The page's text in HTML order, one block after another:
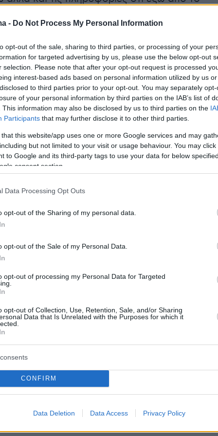
- Do Not Process My Personal Information
opt-out of the sale, sharing to third parties, or processing of your
for targeted advertising by us, please use the below opt-out
selection. Please note that after your opt-out request is processed
interest-based ads based on personal information utilized by us
to third parties prior to your opt-out. You may separately
of your personal information by third parties on the IAB’s list of
This information may also be disclosed by us to third parties on the
Participants that may further disclose it to other third parties.
that this website/app uses one or more Google services and may
but not limited to your visit or usage behaviour. You may
to Google and its third-party tags to use your data for below
consent section.
Data Processing Opt Outs
opt-out of the Sharing of my personal data.
opt-out of the Sale of my Personal Data.
opt-out of processing my Personal Data for Targeted
opt-out of Collection, Use, Retention, Sale, and/or Sharing
Data that Is Unrelated with the Purposes for which it
CONFIRM
Data Deletion Data Access Privacy Policy
του συναδέλφου του 31χρονου
του ο συνάδελφος του 31χρονου
περιγράφει, μεταξύ άλλων, ότι «οι επιθέσεις
σφοδρότατες με ανθρωποκτόνο
κάνει λόγο για πολλές φωτοβολιδες που
τύπου, μια εκ των οποίων «βρήκε στόχο
τον συνάδελφο στον αριστερό μηρό».
δέκα ναυτικές φωτοβολίδες με
και αναρίθμητοι εκρηκτικοί μηχανισμοί»
δε, την
λέει ότι «έριχνα ν μπουκάλια με
και πάνω τους είχαν προσαρμόσει
διαδίκτυο, φαίνονται κάτι μανιτάρια που
τα 3 με 4 μέτρα. Ο συνάδελφός μου
σφοδρές επιθέσεις. Εξήλθαν από το
επι τούτου για να επιτεθούν στις
δυνάμεις».
v-cxk0zlm5qhap)